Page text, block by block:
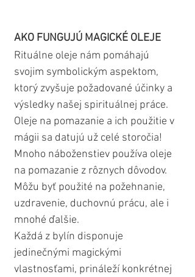
AKO FUNGUJÚ MAGICKÉ OLEJE
Rituálne oleje nám pomáhajú
svojim symbolickým aspektom,
ktorý zvyšuje požadované účinky a
výsledky našej spirituálnej práce.
Oleje na pomazanie a ich použitie v
mágii sa datujú už celé storočia!
Mnoho náboženstiev používa oleje
na pomazanie z rôznych dôvodov.
Môžu byť použité na požehnanie,
uzdravenie, duchovnú prácu, ale i
mnohé ďalšie.
Každá z bylín disponuje
jedinečnými magickými
vlastnosťami, prináleží konkrétnej